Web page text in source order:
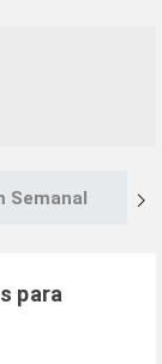
Semanal
para